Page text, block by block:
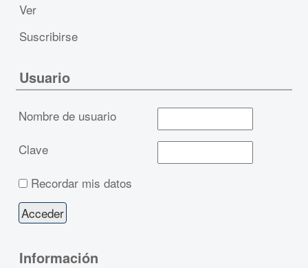
Ver
Suscribirse
Usuario
Nombre de usuario
Clave
Recordar mis datos
Información